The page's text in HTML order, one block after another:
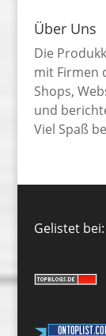
Über Uns
Die
mit Firmen
Shops,
und
Viel Spaß
Gelistet bei: